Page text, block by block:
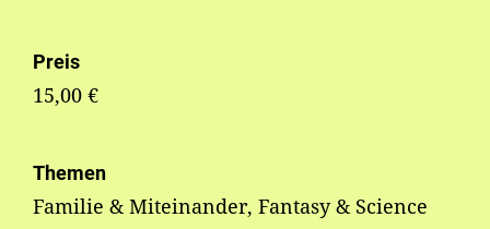
Preis
15,00 €
Themen
Familie & Miteinander, Fantasy & Science